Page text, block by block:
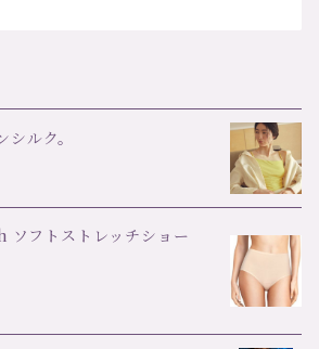
ルク。
フトストレッチショー